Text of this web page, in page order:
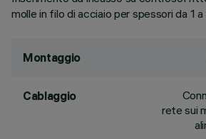
molle in filo di acciaio per spessori da 1
Montaggio
Cablaggio
rete sui